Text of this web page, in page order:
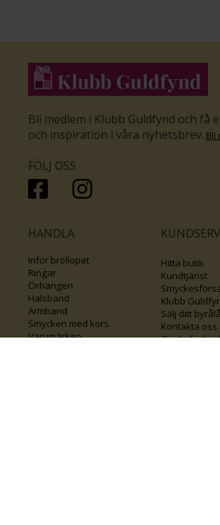
Bli medlem i Klubb Guldfynd och få
och inspiration i våra nyhetsbrev. Bli
FÖLJ OSS
HANDLA
Inför bröllopet
Ringar
Örhängen
Halsband
Armband
Smycken med kors
Varumärken
Hitta butik
Kundtjänst
Klubb
Sälj ditt
Kontakta oss
Guide för